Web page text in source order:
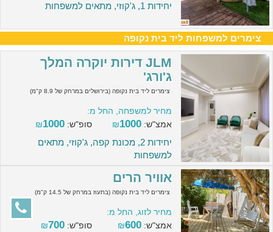
יחידות 1, ג'קוזי, מתאים למשפחות
צימרים למשפחות ליד בית נקופה
JLM דירות יוקרה המלך
ג'ורג'
צימרים ליד בית נקופה (בירושלים במרחק של 8.9 ק"מ)
מחיר למשפחה, החל מ:
אמצ"ש:
₪1000 סופ"ש: ₪1000
יחידות 2, מכונת קפה, ג'קוזי, מתאים
למשפחות
אוויר הרים
צימרים ליד בית נקופה (בתעוז במרחק של 14.5 ק"מ)
מחיר לזוג, החל מ:
אמצ"ש:
₪600 סופ"ש: ₪700